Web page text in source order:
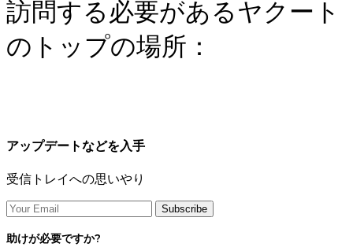
訪問する必要があるヤクート
のトップの場所：
アップデートなどを入手
受信トレイへの思いやり
助けが必要ですか?